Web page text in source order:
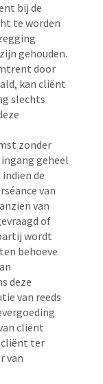
bij de
te worden
gehouden.
door
kan cliënt
slechts
zonder
geheel
de
van
van
of
wordt
behoeve
deze
van reeds
cliënt
cliënt ter
van